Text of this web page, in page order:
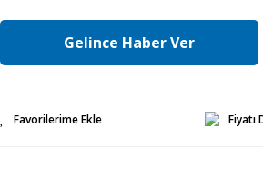
Gelince Haber Ver
Fiyatı